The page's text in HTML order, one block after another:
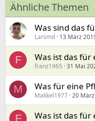
Ähnliche Themen
Was sind das
Larsmd 13 März
F Was ist das für
franz1965 31 Mai
M Was für eine
Makkel1977 20
F Was ist das für